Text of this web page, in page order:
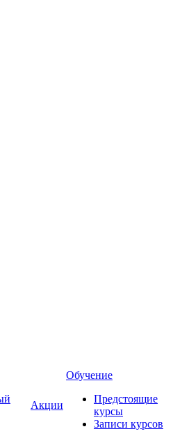
Акции
Обучение
Предстоящие
курсы
Записи курсов